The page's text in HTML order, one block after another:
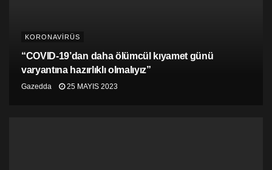
KORONAVİRÜS
“COVID-19’dan daha ölümcül kıyamet günü
varyantına hazırlıklı olmalıyız”
Gazedda 25 MAYIS 2023